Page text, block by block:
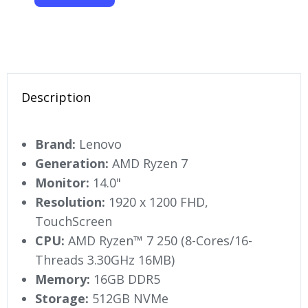
Description
Brand: Lenovo
Generation: AMD Ryzen 7
Monitor: 14.0"
Resolution: 1920 x 1200 FHD,
TouchScreen
CPU: AMD Ryzen™ 7 250 (8-Cores/16-
Threads 3.30GHz 16MB)
Memory: 16GB DDR5
Storage: 512GB NVMe